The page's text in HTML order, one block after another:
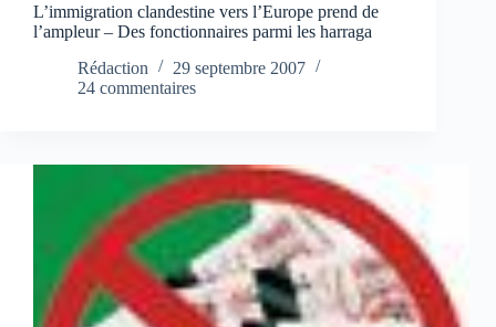
L’immigration clandestine vers l’Europe prend de
l’ampleur – Des fonctionnaires parmi les harraga
Rédaction
29 septembre 2007
24 commentaires